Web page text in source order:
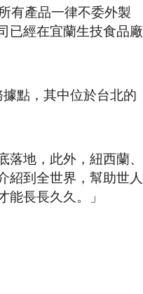
有產品一律不委外製
已經在宜蘭生技食品廠
點，其中位於台北的
地，此外，紐西蘭、
紹到全世界，幫助世人
長長久久。」